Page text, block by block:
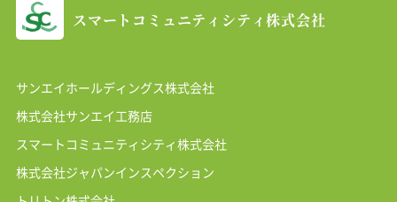
スマートコミュニティシティ株式会社
サンエイホールディングス株式会社
株式会社サンエイ工務店
スマートコミュニティシティ株式会社
株式会社ジャパンインスペクション